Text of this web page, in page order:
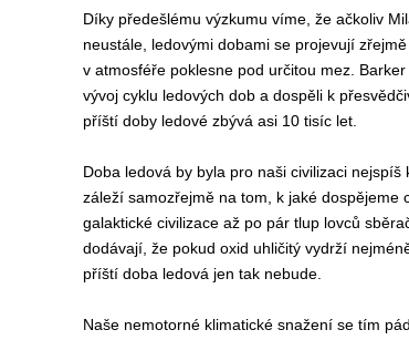
Díky předešlému výzkumu víme, že ačkoliv
neustále, ledovými dobami se projevují
v atmosféře poklesne pod určitou mez.
vývoj cyklu ledových dob a dospěli k
příští doby ledové zbývá asi 10 tisíc let.
Doba ledová by byla pro naši civilizaci
záleží samozřejmě na tom, k jaké dospějeme
galaktické civilizace až po pár tlup lovců
dodávají, že pokud oxid uhličitý vydrží
příští doba ledová jen tak nebude.
Naše nemotorné klimatické snažení se tím